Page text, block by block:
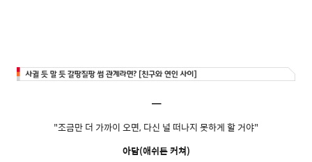
━
"조금만 더 가까이 오면, 다신 널 떠나지 못하게 할 거야"
아담(애쉬튼 커쳐)